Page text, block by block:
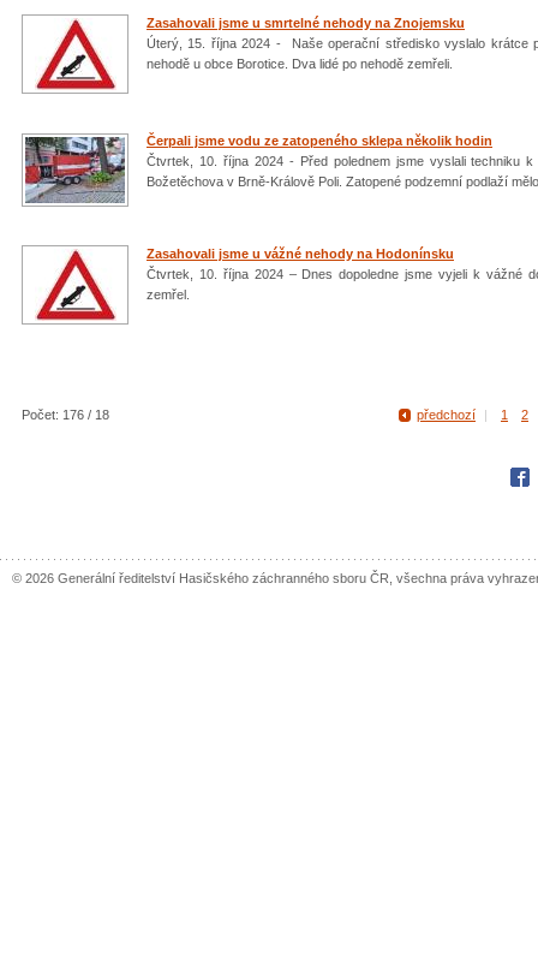
Zasahovali jsme u smrtelné nehody na Znojemsku
Úterý, 15. října 2024 - Naše operační středisko vyslalo krátce
nehodě u obce Borotice. Dva lidé po nehodě zemřeli.
Čerpali jsme vodu ze zatopeného sklepa několik hodin
Čtvrtek, 10. října 2024 - Před polednem jsme vyslali techniku
Božetěchova v Brně-Králově Poli. Zatopené podzemní podlaží
Zasahovali jsme u vážné nehody na Hodonínsku
Čtvrtek, 10. října 2024 – Dnes dopoledne jsme vyjeli k vážné
zemřel.
Počet: 176 / 18 předchozí | 1 2
© 2026 Generální ředitelství Hasičského záchranného sboru ČR, všechna práva